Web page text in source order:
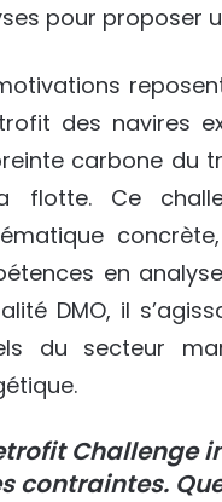
pour proposer
des navires
carbone du
flotte. Ce
en
DMO, il
du secteur
Challenge
contraintes.